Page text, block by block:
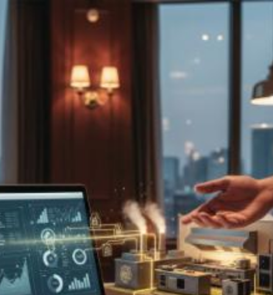
Quanto costa
installare impianti
geotermici a
Campobasso? Prezzi e
tariffe 2026
Il costo medio per installare impianti
geotermici va da15000€ a 60000€
Vuoi sapere il prezzo preciso per installare impianti geotermici?
Ottieni preventivi gratuiti.